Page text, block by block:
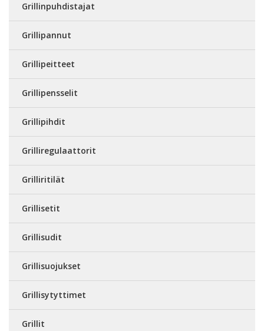
Grillinpuhdistajat
Grillipannut
Grillipeitteet
Grillipensselit
Grillipihdit
Grilliregulaattorit
Grilliritilät
Grillisetit
Grillisudit
Grillisuojukset
Grillisytyttimet
Grillit